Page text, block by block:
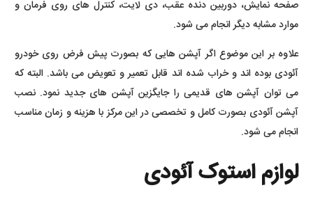
صفحه نمایش، دوربین دنده عقب، دی لایت، کنترل های روی فرمان و
موارد مشابه دیگر انجام می شود.
علاوه بر این موضوع اگر آپشن هایی که بصورت پیش فرض روی خودرو
آئودی بوده اند و خراب شده اند قابل تعمیر و تعویض می باشد. البته که
می توان آپشن های قدیمی را جایگزین آپشن های جدید نمود. نصب
آپشن آئودی بصورت کامل و تخصصی در این مرکز با هزینه و زمان مناسب
انجام می شود.
لوازم استوک آئودی